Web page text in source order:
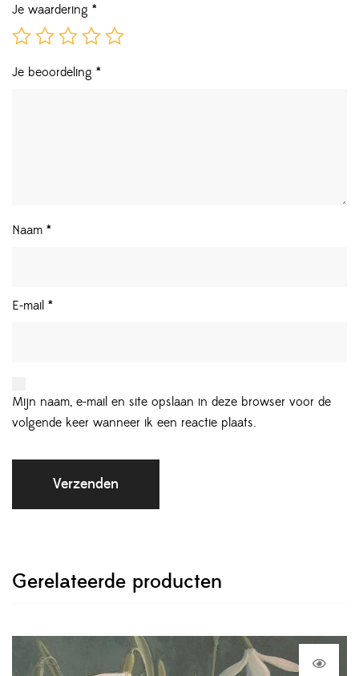
Je waardering *
Je beoordeling *
Naam *
E-mail *
Mijn naam, e-mail en site opslaan in deze browser voor de
volgende keer wanneer ik een reactie plaats.
Gerelateerde producten